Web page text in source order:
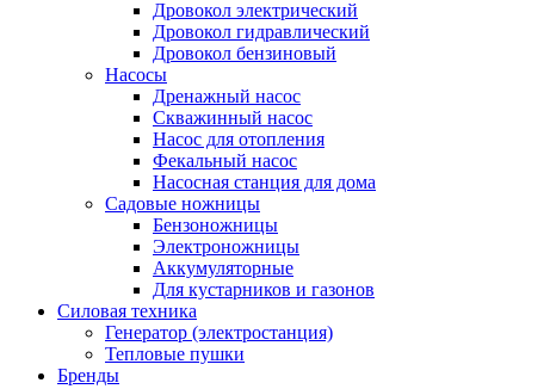
Дровокол электрический
Дровокол гидравлический
Дровокол бензиновый
Насосы
Дренажный насос
Скважинный насос
Насос для отопления
Фекальный насос
Насосная станция для дома
Садовые ножницы
Бензоножницы
Электроножницы
Аккумуляторные
Для кустарников и газонов
Силовая техника
Генератор (электростанция)
Тепловые пушки
Бренды